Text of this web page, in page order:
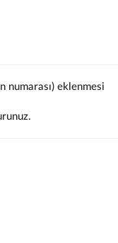
numarası) eklenmesi